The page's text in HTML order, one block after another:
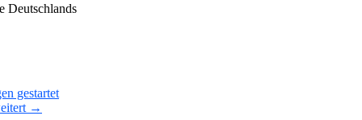
Deutschlands
gestartet
→